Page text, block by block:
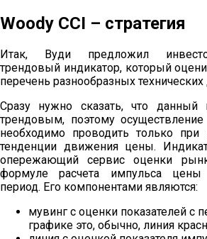
Woody CCI – стратегия
Итак, Вуди предложил
трендовый индикатор, который
перечень разнообразных
Сразу нужно сказать, что данный
трендовым, поэтому
необходимо проводить только при
тенденции движения цены.
опережающий сервис оценки
формуле расчета импульса цены
период. Его компонентами являются:
мувинг с оценки показателей с
графике это, обычно, линия